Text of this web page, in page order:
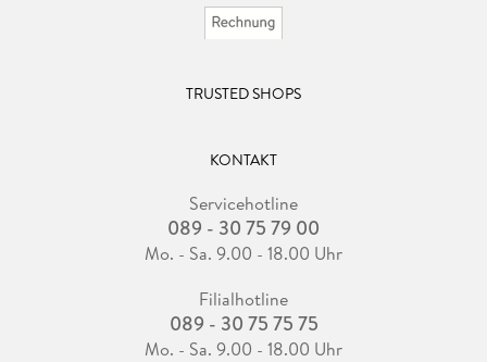
TRUSTED SHOPS
KONTAKT
Servicehotline
089 - 30 75 79 00
Mo. - Sa. 9.00 - 18.00 Uhr
Filialhotline
089 - 30 75 75 75
Mo. - Sa. 9.00 - 18.00 Uhr